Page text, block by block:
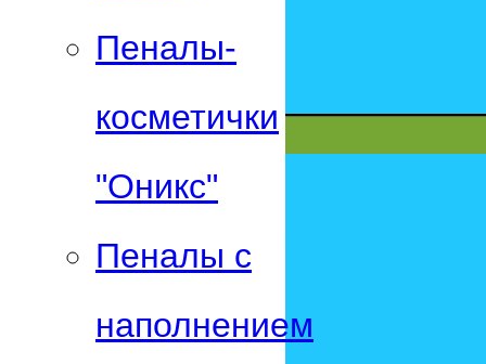
Пеналы-
косметички
"Оникс"
Пеналы с
наполнением